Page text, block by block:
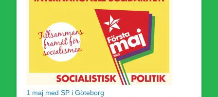
1 maj med SP i Göteborg